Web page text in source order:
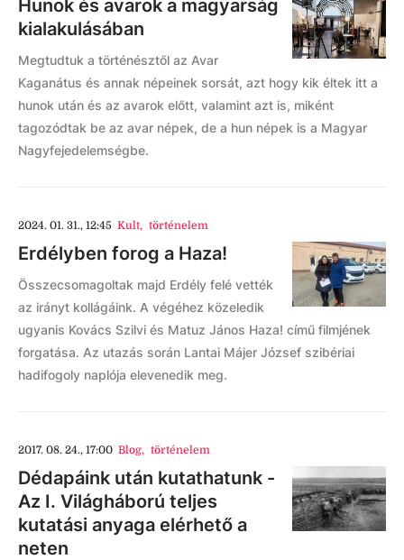
Hunok és avarok a magyarság
kialakulásában
Megtudtuk a történésztől az Avar
Kaganátus és annak népeinek sorsát, azt hogy kik éltek itt a
hunok után és az avarok előtt, valamint azt is, miként
tagozódtak be az avar népek, de a hun népek is a Magyar
Nagyfejedelemségbe.
2024. 01. 31., 12:45 Kult, történelem
Erdélyben forog a Haza!
Összecsomagoltak majd Erdély felé vették
az irányt kollágáink. A végéhez közeledik
ugyanis Kovács Szilvi és Matuz János Haza! című filmjének
forgatása. Az utazás során Lantai Májer József szibériai
hadifogoly naplója elevenedik meg.
2017. 08. 24., 17:00 Blog, történelem
Dédapáink után kutathatunk -
Az I. Világháború teljes
kutatási anyaga elérhető a
neten